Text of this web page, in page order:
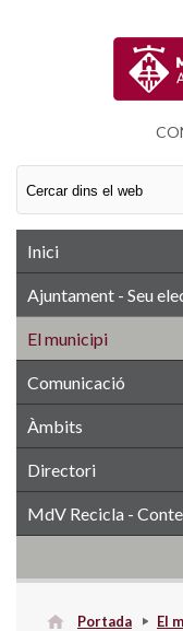
Inici
Ajuntament - Seu
El municipi
Comunicació
Àmbits
Directori
MdV Recicla -
Portada El